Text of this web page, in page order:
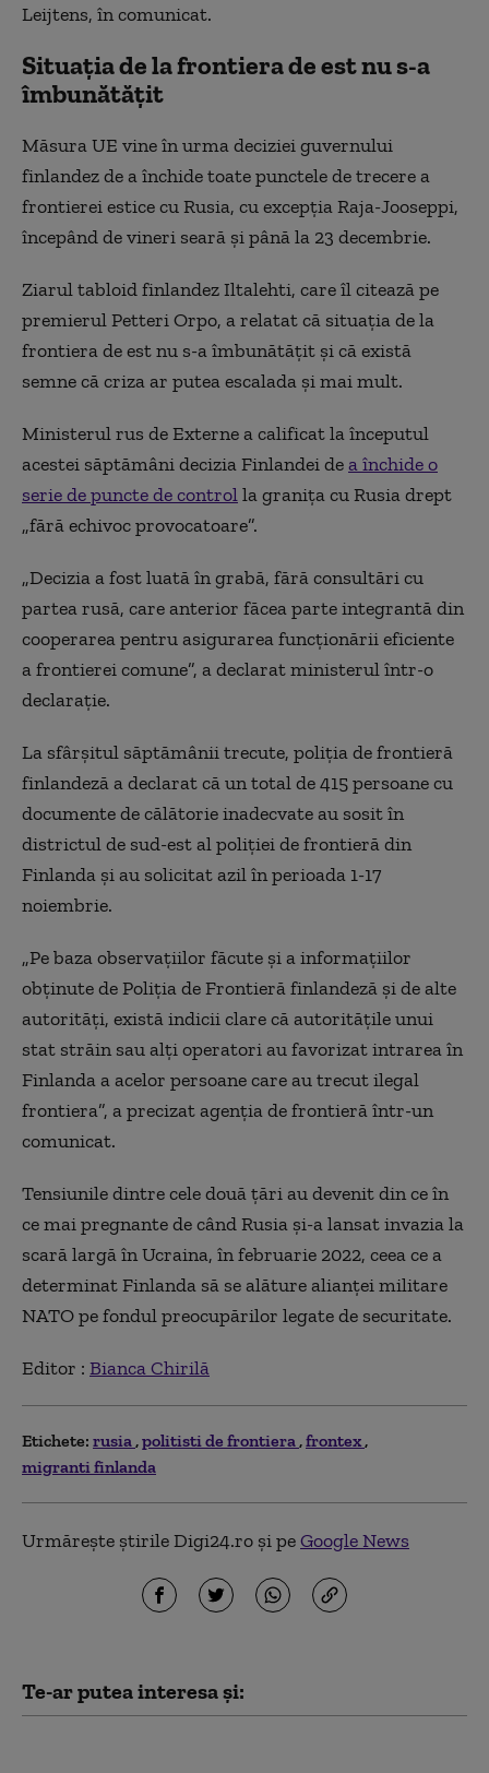
Leijtens, în comunicat.
Situaţia de la frontiera de est nu s-a
îmbunătăţit
Măsura UE vine în urma deciziei guvernului
finlandez de a închide toate punctele de trecere a
frontierei estice cu Rusia, cu excepţia Raja-Jooseppi,
începând de vineri seară şi până la 23 decembrie.
Ziarul tabloid finlandez Iltalehti, care îl citează pe
premierul Petteri Orpo, a relatat că situaţia de la
frontiera de est nu s-a îmbunătăţit şi că există
semne că criza ar putea escalada şi mai mult.
Ministerul rus de Externe a calificat la începutul
acestei săptămâni decizia Finlandei dea închide o
serie de puncte de controlla graniţa cu Rusia drept
„fără echivoc provocatoare”.
„Decizia a fost luată în grabă, fără consultări cu
partea rusă, care anterior făcea parte integrantă din
cooperarea pentru asigurarea funcţionării eficiente
a frontierei comune”, a declarat ministerul într-o
declaraţie.
La sfârşitul săptămânii trecute, poliţia de frontieră
finlandeză a declarat că un total de 415 persoane cu
documente de călătorie inadecvate au sosit în
districtul de sud-est al poliţiei de frontieră din
Finlanda şi au solicitat azil în perioada 1-17
noiembrie.
„Pe baza observaţiilor făcute şi a informaţiilor
obţinute de Poliţia de Frontieră finlandeză şi de alte
autorităţi, există indicii clare că autorităţile unui
stat străin sau alţi operatori au favorizat intrarea în
Finlanda a acelor persoane care au trecut ilegal
frontiera”, a precizat agenţia de frontieră într-un
comunicat.
Tensiunile dintre cele două ţări au devenit din ce în
ce mai pregnante de când Rusia şi-a lansat invazia la
scară largă în Ucraina, în februarie 2022, ceea ce a
determinat Finlanda să se alăture alianţei militare
NATO pe fondul preocupărilor legate de securitate.
Editor : Bianca Chirilă
Etichete: rusia politisti de frontiera frontex
migranti finlanda
Urmărește știrile Digi24.ro și peGoogle News
Te-ar putea interesa și: